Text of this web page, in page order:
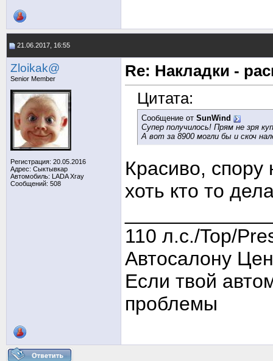
21.06.2017, 16:55
Zloikak@
Senior Member
Регистрация: 20.05.2016
Адрес: Сыктывкар
Автомобиль: LADA Xray
Сообщений: 508
Re: Накладки -
Цитата:
Сообщение от SunWind
Супер получилось! Прям не зря
А вот за 8900 могли бы и скоч
Красиво,
хоть кто то
110 л.с./Top/
Автосалону
Если твой
проблемы